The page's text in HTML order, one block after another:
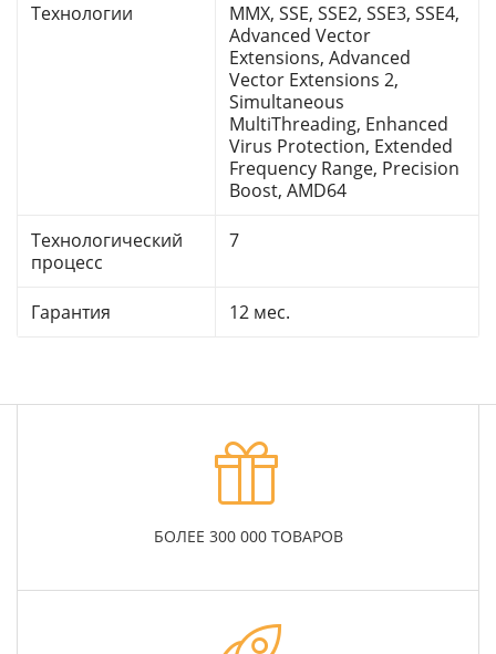
Технологии
MMX, SSE, SSE2, SSE3, SSE4,
Advanced Vector
Extensions, Advanced
Vector Extensions 2,
Simultaneous
MultiThreading, Enhanced
Virus Protection, Extended
Frequency Range, Precision
Boost, AMD64
Технологический
процесс
7
Гарантия 12 мес.
БОЛЕЕ 300 000 ТОВАРОВ